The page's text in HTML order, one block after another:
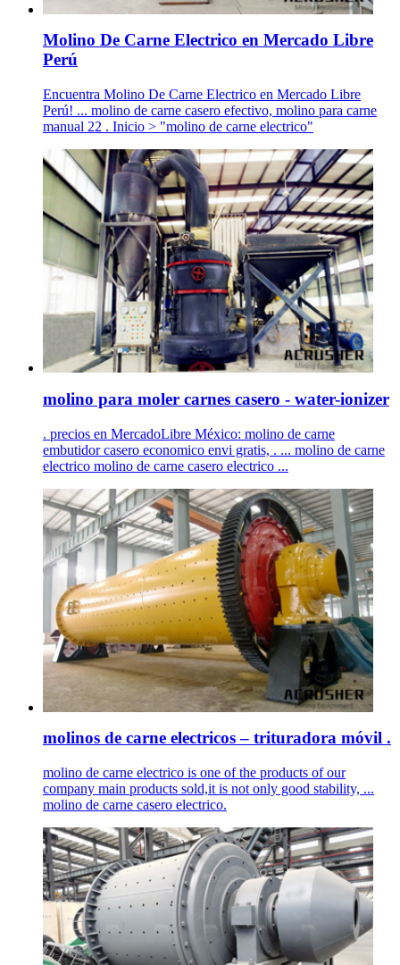
Molino De Carne Electrico en Mercado Libre
Perú
Encuentra Molino De Carne Electrico en Mercado Libre
Perú! ... molino de carne casero efectivo, molino para carne
manual 22 . Inicio > "molino de carne electrico"
molino para moler carnes casero - water-ionizer
. precios en MercadoLibre México: molino de carne
embutidor casero economico envi gratis, . ... molino de carne
electrico molino de carne casero electrico ...
molinos de carne electricos – trituradora móvil .
molino de carne electrico is one of the products of our
company main products sold,it is not only good stability, ...
molino de carne casero electrico.